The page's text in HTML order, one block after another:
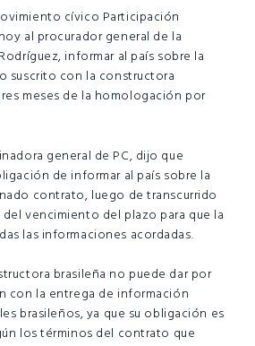
cívico Participación
al procurador general de la
informar al país sobre la
suscrito con la constructora
meses de la homologación por
general de PC, dijo que
de informar al país sobre la
contrato, luego de transcurrido
del vencimiento del plazo para que la
las informaciones acordadas.
brasileña no puede dar por
con la entrega de información
brasileños, ya que su obligación es
los términos del contrato que